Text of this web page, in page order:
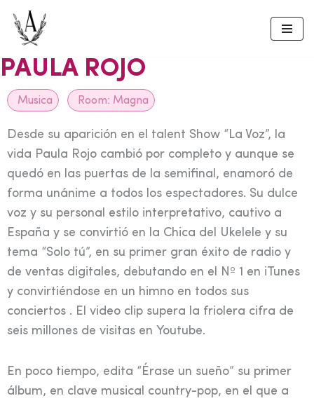
Skip
to
content
PAULA ROJO
Musica Room: Magna
Desde su aparición en el talent Show “La Voz”, la
vida Paula Rojo cambió por completo y aunque se
quedó en las puertas de la semifinal, enamoró de
forma unánime a todos los espectadores. Su dulce
voz y su personal estilo interpretativo, cautivo a
España y se convirtió en la Chica del Ukelele y su
tema “Solo tú”, en su primer gran éxito de radio y
de ventas digitales, debutando en el Nº 1 en iTunes
y convirtiéndose en un himno en todos sus
conciertos . El video clip supera la friolera cifra de
seis millones de visitas en Youtube.
En poco tiempo, edita “Érase un sueño” su primer
álbum, en clave musical country-pop, en el que a